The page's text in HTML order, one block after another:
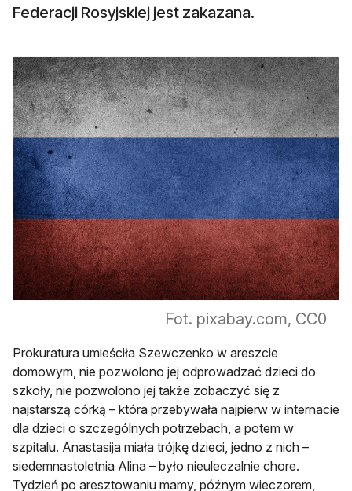
Federacji Rosyjskiej jest zakazana.
Fot. pixabay.com, CC0
Prokuratura umieściła Szewczenko w areszcie
domowym, nie pozwolono jej odprowadzać dzieci do
szkoły, nie pozwolono jej także zobaczyć się z
najstarszą córką – która przebywała najpierw w internacie
dla dzieci o szczególnych potrzebach, a potem w
szpitalu. Anastasija miała trójkę dzieci, jedno z nich –
siedemnastoletnia Alina – było nieuleczalnie chore.
Tydzień po aresztowaniu mamy, późnym wieczorem,